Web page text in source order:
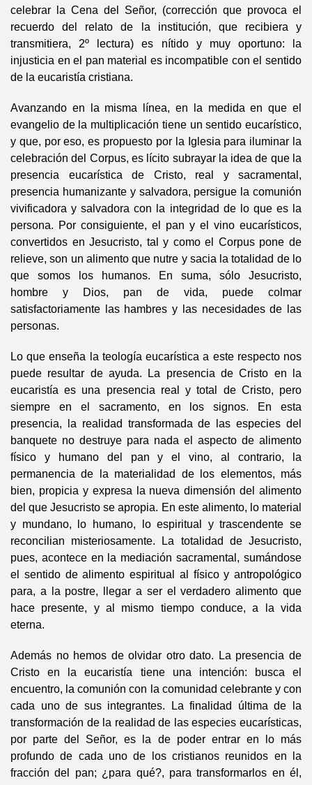
celebrar la Cena del Señor, (corrección que provoca el
recuerdo del relato de la institución, que recibiera y
transmitiera, 2º lectura) es nítido y muy oportuno: la
injusticia en el pan material es incompatible con el sentido
de la eucaristía cristiana.
Avanzando en la misma línea, en la medida en que el
evangelio de la multiplicación tiene un sentido eucarístico,
y que, por eso, es propuesto por la Iglesia para iluminar la
celebración del Corpus, es lícito subrayar la idea de que la
presencia eucarística de Cristo, real y sacramental,
presencia humanizante y salvadora, persigue la comunión
vivificadora y salvadora con la integridad de lo que es la
persona. Por consiguiente, el pan y el vino eucarísticos,
convertidos en Jesucristo, tal y como el Corpus pone de
relieve, son un alimento que nutre y sacia la totalidad de lo
que somos los humanos. En suma, sólo Jesucristo,
hombre y Dios, pan de vida, puede colmar
satisfactoriamente las hambres y las necesidades de las
personas.
Lo que enseña la teología eucarística a este respecto nos
puede resultar de ayuda. La presencia de Cristo en la
eucaristía es una presencia real y total de Cristo, pero
siempre en el sacramento, en los signos. En esta
presencia, la realidad transformada de las especies del
banquete no destruye para nada el aspecto de alimento
físico y humano del pan y el vino, al contrario, la
permanencia de la materialidad de los elementos, más
bien, propicia y expresa la nueva dimensión del alimento
del que Jesucristo se apropia. En este alimento, lo material
y mundano, lo humano, lo espiritual y trascendente se
reconcilian misteriosamente. La totalidad de Jesucristo,
pues, acontece en la mediación sacramental, sumándose
el sentido de alimento espiritual al físico y antropológico
para, a la postre, llegar a ser el verdadero alimento que
hace presente, y al mismo tiempo conduce, a la vida
eterna.
Además no hemos de olvidar otro dato. La presencia de
Cristo en la eucaristía tiene una intención: busca el
encuentro, la comunión con la comunidad celebrante y con
cada uno de sus integrantes. La finalidad última de la
transformación de la realidad de las especies eucarísticas,
por parte del Señor, es la de poder entrar en lo más
profundo de cada uno de los cristianos reunidos en la
fracción del pan; ¿para qué?, para transformarlos en él,